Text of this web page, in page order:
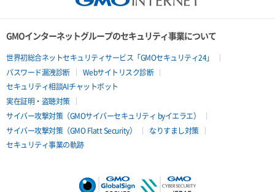
GMOインターネットグループのセキュリティ事業について
世界初総合ネットセキュリティサービス「GMOセキュリティ24」
パスワード漏洩診断
Webサイトリスク診断
セキュリティ相談AIチャットボット
実在証明・盗聴対策
サイバー攻撃対策（GMOサイバーセキュリティ byイエラエ）
サイバー攻撃対策（GMO Flatt Security）
なりすまし対策
セキュリティ事業の軌跡